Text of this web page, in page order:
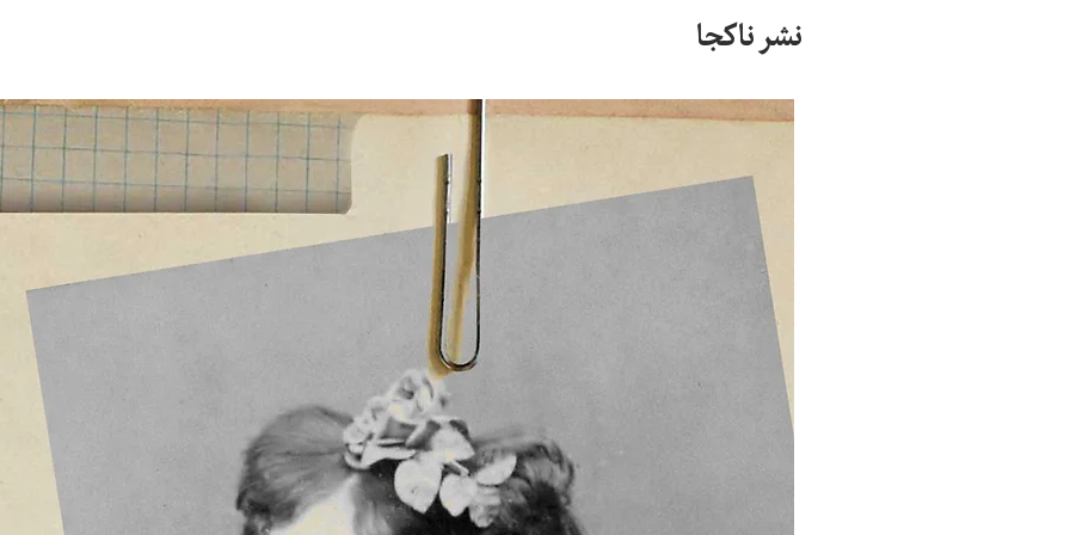
نشر ناکجا